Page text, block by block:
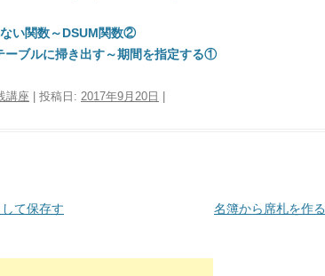
い関数～DSUM関数②
ーブルに掃き出す～期間を指定する①
講座 | 投稿日: 2017年9月20日 |
て保存す
名簿から席札を作る